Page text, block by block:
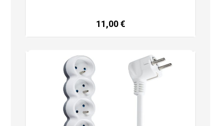
11,00€
Dodaj u košaricu